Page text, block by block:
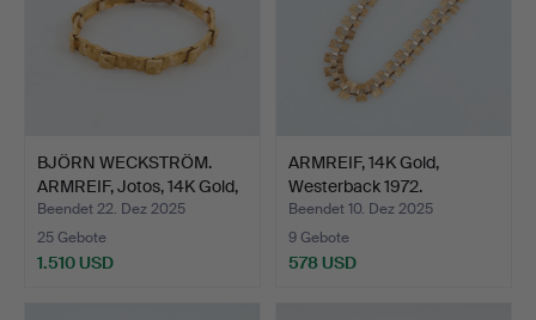
BJÖRN WECKSTRÖM.
ARMREIF, Jotos, 14K Gold,
…
Beendet 22. Dez 2025
25 Gebote
1.510 USD
ARMREIF, 14K Gold,
Westerback 1972.
Beendet 10. Dez 2025
9 Gebote
578 USD